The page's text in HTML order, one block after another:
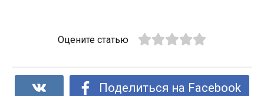
Оцените статью
Поделиться на Facebook